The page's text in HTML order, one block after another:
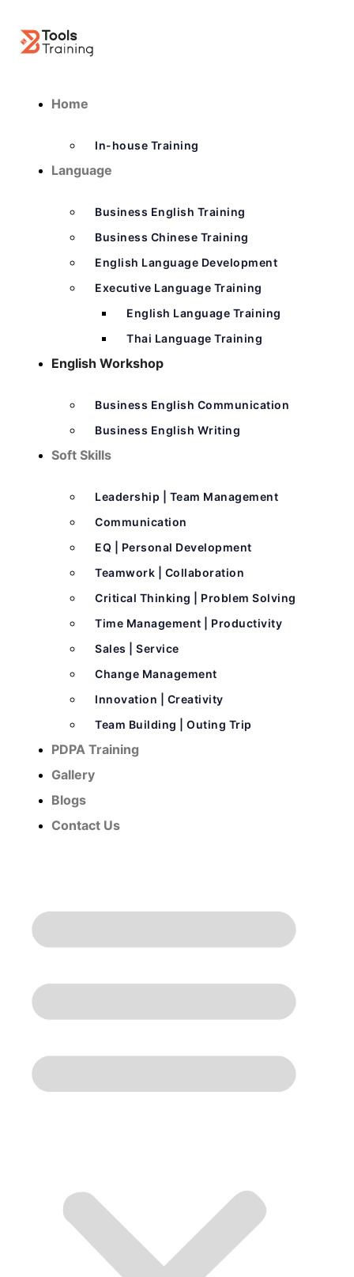
Home
In-house Training
Language
Business English Training
Business Chinese Training
English Language Development
Executive Language Training
English Language Training
Thai Language Training
English Workshop
Business English Communication
Business English Writing
Soft Skills
Leadership | Team Management
Communication
EQ | Personal Development
Teamwork | Collaboration
Critical Thinking | Problem Solving
Time Management | Productivity
Sales | Service
Change Management
Innovation | Creativity
Team Building | Outing Trip
PDPA Training
Gallery
Blogs
Contact Us